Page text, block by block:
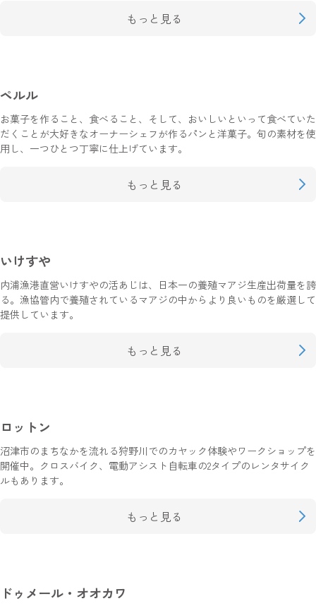
もっと見る
ペルル
お菓子を作ること、食べること、そして、おいしいといって食べていた
だくことが大好きなオーナーシェフが作るパンと洋菓子。旬の素材を使
用し、一つひとつ丁寧に仕上げています。
もっと見る
いけすや
内浦漁港直営いけすやの活あじは、日本一の養殖マアジ生産出荷量を誇
る。漁協管内で養殖されているマアジの中からより良いものを厳選して
提供しています。
もっと見る
ロットン
沼津市のまちなかを流れる狩野川でのカヤック体験やワークショップを
開催中。クロスバイク、電動アシスト自転車の2タイプのレンタサイク
ルもあります。
もっと見る
ドゥメール・オオカワ